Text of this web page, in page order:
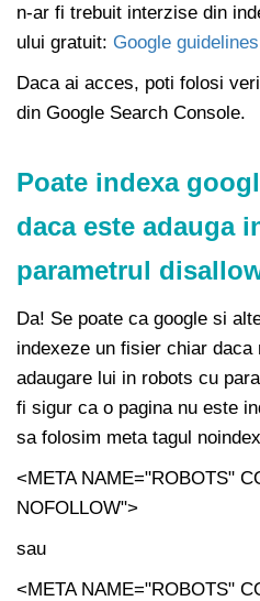
n-ar fi trebuit interzise din
ului gratuit: Google
Daca ai acces, poti folosi
din Google Search Console.
Poate indexa
daca este adauga
parametrul
Da! Se poate ca google si
indexeze un fisier chiar
adaugare lui in robots cu
fi sigur ca o pagina nu este
sa folosim meta tagul
<META NAME="ROBOTS"
NOFOLLOW">
sau
<META NAME="ROBOTS"